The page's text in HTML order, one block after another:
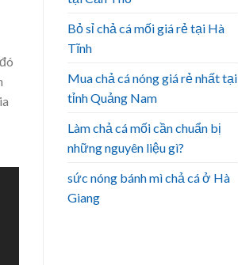
Bỏ sỉ chả cá mối giá rẻ tại Hà
Tĩnh
Mua chả cá nóng giá rẻ nhất tại
tỉnh Quảng Nam
Làm chả cá mối cần chuẩn bị
những nguyên liệu gì?
sức nóng bánh mì chả cá ở Hà
Giang